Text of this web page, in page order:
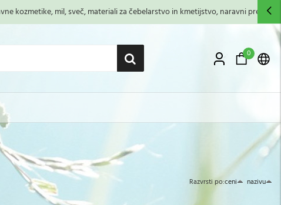
kozmetike, mil, sveč, materiali za čebelarstvo in kmetijstvo, naravni premazi,...
0
Razvrsti po:ceni nazivu